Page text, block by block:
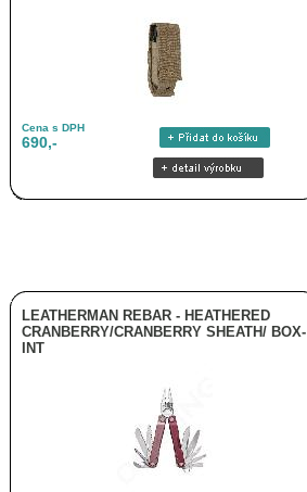
Cena s DPH
690,-
LEATHERMAN REBAR - HEATHERED
CRANBERRY/CRANBERRY SHEATH/ BOX-
INT